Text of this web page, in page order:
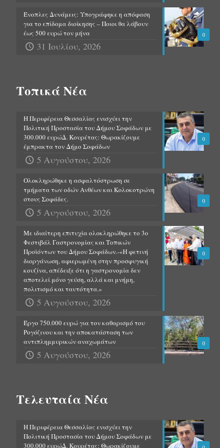
0
Ένοπλες Δυνάμεις: Υπογράφηκε η απόφαση
για το επίδομα διοίκησης – Ποιοι θα λάβουν
έως 500 ευρώ τον μήνα
31 Ιουλίου, 2026
Τοπικά Νέα
0
Η Περιφέρεια Θεσσαλίας ενισχύει την
Πολιτική Προστασία του Δήμου Σοφάδων με
300.000 ευρώΔ. Κουρέτας: Θωρακίζουμε
έμπρακτα τον Δήμο Σοφάδων
5 Αυγούστου, 2026
0
Ολοκληρώθηκε η ασφαλτόστρωση σε
τμήματα των οδών Ανθέων και Κολοκοτρώνη
στους Σοφάδες.
5 Αυγούστου, 2026
0
Με ιδιαίτερη επιτυχία ολοκληρώθηκε το 3ο
Φεστιβάλ Γαστρονομίας και Τοπικών
Προϊόντων του Δήμου Σοφάδων.-«Η φετινή
διοργάνωση, αφιερωμένη στην προσφυγική
κουζίνα, απέδειξε ότι η γαστρονομία δεν
αποτελεί μόνο γεύση, αλλά και μνήμη,
πολιτισμό και ταυτότητα.»
5 Αυγούστου, 2026
0
Έργο 750.000 ευρώ για τον καθαρισμό του
Ρογόζινου και την αποκατάσταση των
αντιπλημμυρικών αναχωμάτων
5 Αυγούστου, 2026
Τελευταία Νέα
Η Περιφέρεια Θεσσαλίας ενισχύει την
Πολιτική Προστασία του Δήμου Σοφάδων με
300.000 ευρώΔ. Κουρέτας: Θωρακίζουμε